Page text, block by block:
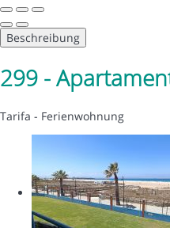
Beschreibung
299 -
Tarifa - Ferienwohnung